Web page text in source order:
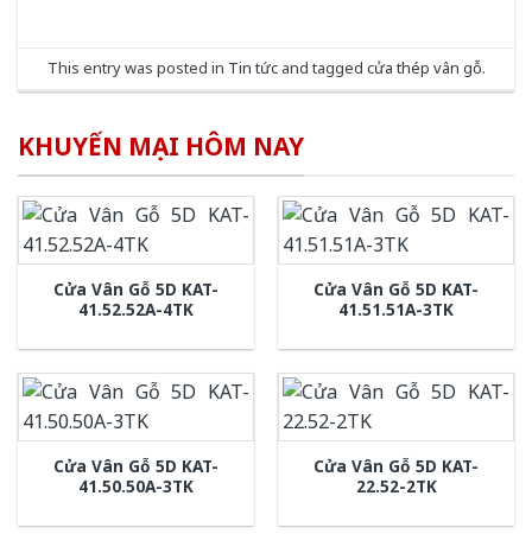
This entry was posted in Tin tứcand tagged cửa thép vân gỗ.
KHUYẾN MẠI HÔM NAY
Cửa Vân Gỗ 5D KAT-
41.52.52A-4TK
Cửa Vân Gỗ 5D KAT-
41.51.51A-3TK
Cửa Vân Gỗ 5D KAT-
41.50.50A-3TK
Cửa Vân Gỗ 5D KAT-
22.52-2TK